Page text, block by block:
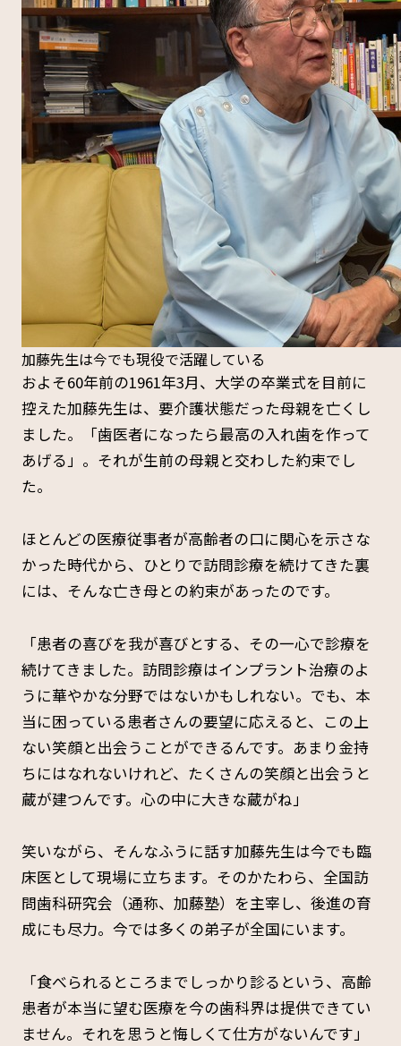
加藤先生は今でも現役で活躍している
およそ60年前の1961年3月、大学の卒業式を目前に
控えた加藤先生は、要介護状態だった母親を亡くし
ました。「歯医者になったら最高の入れ歯を作って
あげる」。それが生前の母親と交わした約束でし
た。
ほとんどの医療従事者が高齢者の口に関心を示さな
かった時代から、ひとりで訪問診療を続けてきた裏
には、そんな亡き母との約束があったのです。
「患者の喜びを我が喜びとする、その一心で診療を
続けてきました。訪問診療はインプラント治療のよ
うに華やかな分野ではないかもしれない。でも、本
当に困っている患者さんの要望に応えると、この上
ない笑顔と出会うことができるんです。あまり金持
ちにはなれないけれど、たくさんの笑顔と出会うと
蔵が建つんです。心の中に大きな蔵がね」
笑いながら、そんなふうに話す加藤先生は今でも臨
床医として現場に立ちます。そのかたわら、全国訪
問歯科研究会（通称、加藤塾）を主宰し、後進の育
成にも尽力。今では多くの弟子が全国にいます。
「食べられるところまでしっかり診るという、高齢
患者が本当に望む医療を今の歯科界は提供できてい
ません。それを思うと悔しくて仕方がないんです」